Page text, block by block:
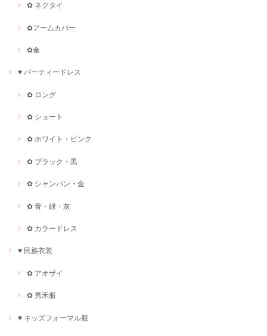
✿ ネクタイ
✿アームカバー
✿傘
♥ パーティードレス
✿ ロング
✿ ショート
✿ ホワイト・ピンク
✿ ブラック・黒
✿ シャンパン・金
✿ 青・緑・灰
✿ カラードレス
♥ 民族衣装
✿ アオザイ
✿ 秀禾服
♥ キッズフォーマル服